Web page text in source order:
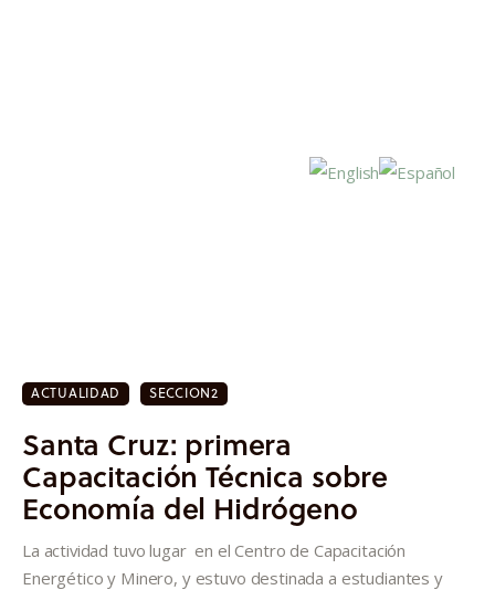
Investigación
Proyectos
Informes
Quiénes somos
ACTUALIDAD SECCION2
Santa Cruz: primera
Capacitación Técnica sobre
Economía del Hidrógeno
La actividad tuvo lugar en el Centro de Capacitación
Energético y Minero, y estuvo destinada a estudiantes y